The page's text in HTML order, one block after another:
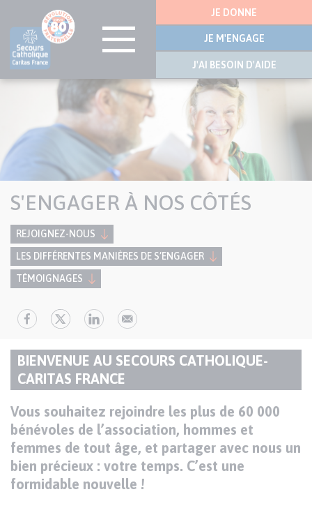
Aller
principal
latérale
JE DONNE
JE M'ENGAGE
J'AI BESOIN D'AIDE
Visuel
S'ENGAGER À NOS CÔTÉS
REJOIGNEZ-NOUS
LES DIFFÉRENTES MANIÈRES DE S’ENGAGER
TÉMOIGNAGES
Paragraphes
de
contenu
TITRE
DU
PARAGRAPHE
BIENVENUE AU SECOURS CATHOLIQUE-
CARITAS FRANCE
Texte
Vous souhaitez rejoindre les plus de 60 000
bénévoles de l’association, hommes et
femmes de tout âge, et partager avec nous un
bien précieux : votre temps. C’est une
formidable nouvelle !